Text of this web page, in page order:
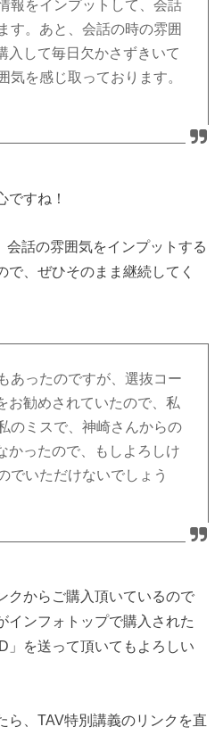
報をインプットして、会話
す。あと、会話の時の雰囲
入して毎日欠かさずきいて
気を感じ取っております。
ですね！
会話の雰囲気をインプットする
で、ぜひそのまま継続してく
あったのですが、選抜コー
お勧めされていたので、私
のミスで、神崎さんからの
かったので、もしよろしけ
でいただけないでしょう
クからご購入頂いているので
インフォトップで購入された
」を送って頂いてもよろしい
ら、TAV特別講義のリンクを直